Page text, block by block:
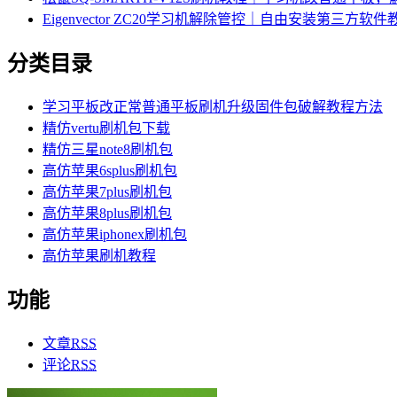
Eigenvector ZC20学习机解除管控｜自由安装第三方软件
分类目录
学习平板改正常普通平板刷机升级固件包破解教程方法
精仿vertu刷机包下载
精仿三星note8刷机包
高仿苹果6splus刷机包
高仿苹果7plus刷机包
高仿苹果8plus刷机包
高仿苹果iphonex刷机包
高仿苹果刷机教程
功能
文章RSS
评论RSS